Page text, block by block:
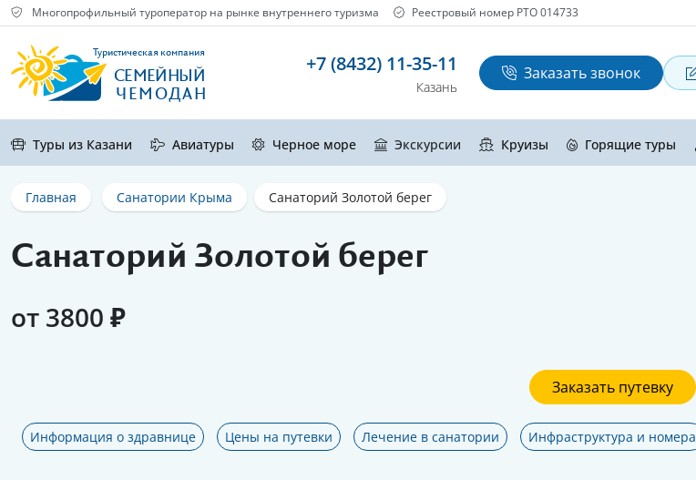
Многопрофильный туроператор на рынке внутреннего туризма Реестровый номер РТО 014733
Туристическая компания
СЕМЕЙНЫЙ
ЧЕМОДАН
+7 (8432) 11-35-11
Казань
Заказать звонок
Туры из Казани Авиатуры Черное море Экскурсии Круизы Горящие туры
Главная Санатории Крыма Санаторий Золотой берег
Санаторий Золотой берег
от 3800 ₽
Заказать путевку
Информация о здравнице Цены на путевки Лечение в санатории Инфраструктура и номера